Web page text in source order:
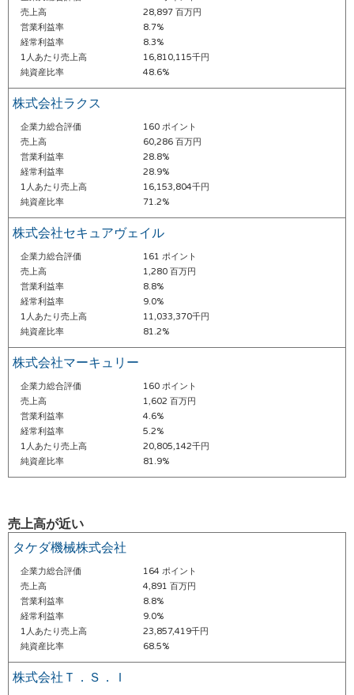
売上高
28,897 百万円
営業利益率
8.7%
経常利益率
8.3%
1人あたり売上高
16,810,115千円
純資産比率
48.6%
株式会社ラクス
企業力総合評価
160 ポイント
売上高
60,286 百万円
営業利益率
28.8%
経常利益率
28.9%
1人あたり売上高
16,153,804千円
純資産比率
71.2%
株式会社セキュアヴェイル
企業力総合評価
161 ポイント
売上高
1,280 百万円
営業利益率
8.8%
経常利益率
9.0%
1人あたり売上高
11,033,370千円
純資産比率
81.2%
株式会社マーキュリー
企業力総合評価
160 ポイント
売上高
1,602 百万円
営業利益率
4.6%
経常利益率
5.2%
1人あたり売上高
20,805,142千円
純資産比率
81.9%
売上高が近い
タケダ機械株式会社
企業力総合評価
164 ポイント
売上高
4,891 百万円
営業利益率
8.8%
経常利益率
9.0%
1人あたり売上高
23,857,419千円
純資産比率
68.5%
株式会社Ｔ．Ｓ．Ｉ